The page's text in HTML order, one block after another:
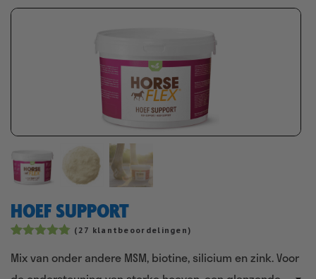
HOEF SUPPORT
4.77 op 5
( 27 klantbeoordelingen)
Mix van onder andere MSM, biotine, silicium en zink. Voor